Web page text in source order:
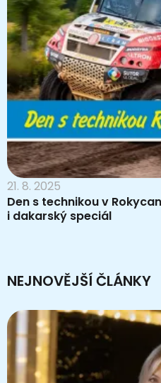
21. 8. 2025
Den s technikou v
i dakarský speciál
NEJNOVĚJŠÍ ČLÁNKY